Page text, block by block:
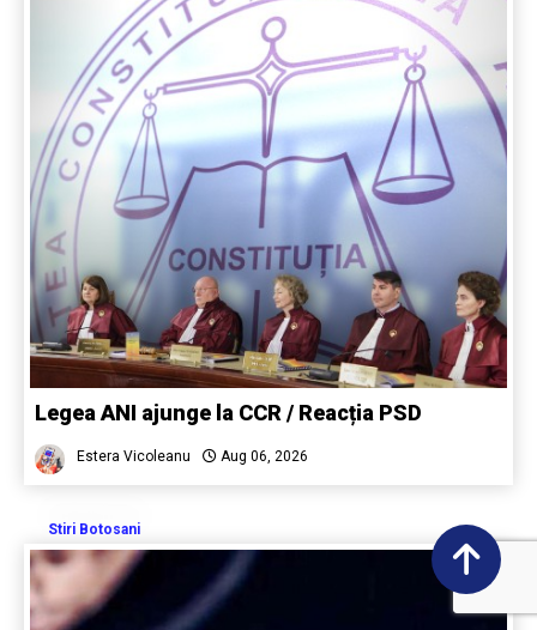
Legea ANI ajunge la CCR / Reacția PSD
Estera Vicoleanu Aug 06, 2026
Stiri Botosani
0